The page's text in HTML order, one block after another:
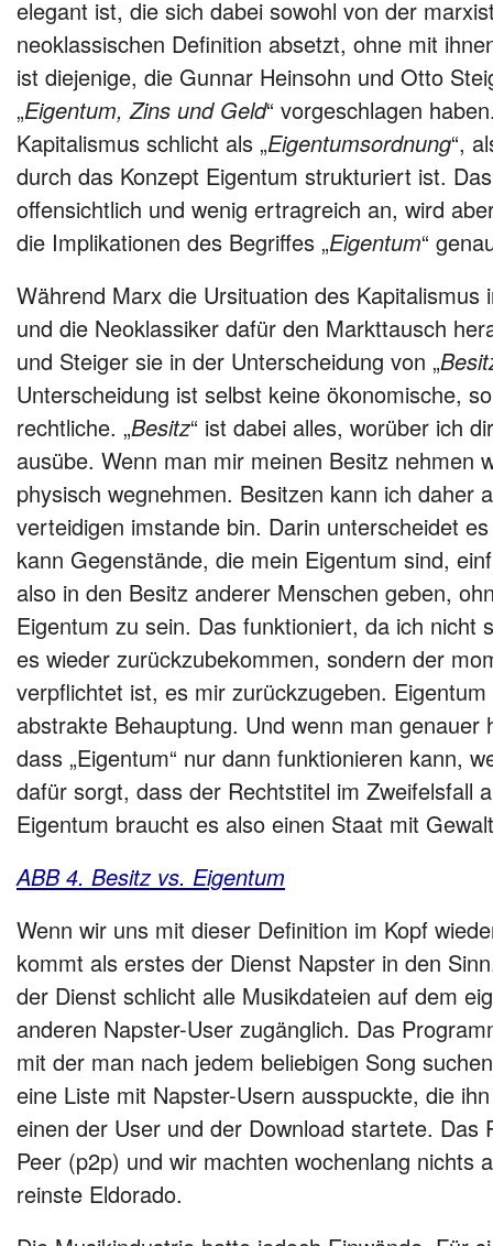
elegant ist, die sich dabei sowohl von der
neoklassischen Definition absetzt, ohne mit
ist diejenige, die Gunnar Heinsohn und Otto
„Eigentum, Zins und Geld“ vorgeschlagen
Kapitalismus schlicht als „Eigentumsordnung“,
durch das Konzept Eigentum strukturiert ist.
offensichtlich und wenig ertragreich an, wird
die Implikationen des Begriffes „Eigentum“
Während Marx die Ursituation des
und die Neoklassiker dafür den Markttausch
und Steiger sie in der Unterscheidung von „
Unterscheidung ist selbst keine ökonomische,
rechtliche. „Besitz“ ist dabei alles, worüber ich
ausübe. Wenn man mir meinen Besitz nehmen
physisch wegnehmen. Besitzen kann ich daher
verteidigen imstande bin. Darin unterscheidet
kann Gegenstände, die mein Eigentum sind,
also in den Besitz anderer Menschen geben,
Eigentum zu sein. Das funktioniert, da ich nicht
es wieder zurückzubekommen, sondern der
verpflichtet ist, es mir zurückzugeben.
abstrakte Behauptung. Und wenn man genauer
dass „Eigentum“ nur dann funktionieren kann,
dafür sorgt, dass der Rechtstitel im Zweifelsfall
Eigentum braucht es also einen Staat mit
ABB 4. Besitz vs. Eigentum
Wenn wir uns mit dieser Definition im Kopf
kommt als erstes der Dienst Napster in den
der Dienst schlicht alle Musikdateien auf dem
anderen Napster-User zugänglich. Das
mit der man nach jedem beliebigen Song
eine Liste mit Napster-Usern ausspuckte, die
einen der User und der Download startete. Das
Peer (p2p) und wir machten wochenlang nichts
reinste Eldorado.